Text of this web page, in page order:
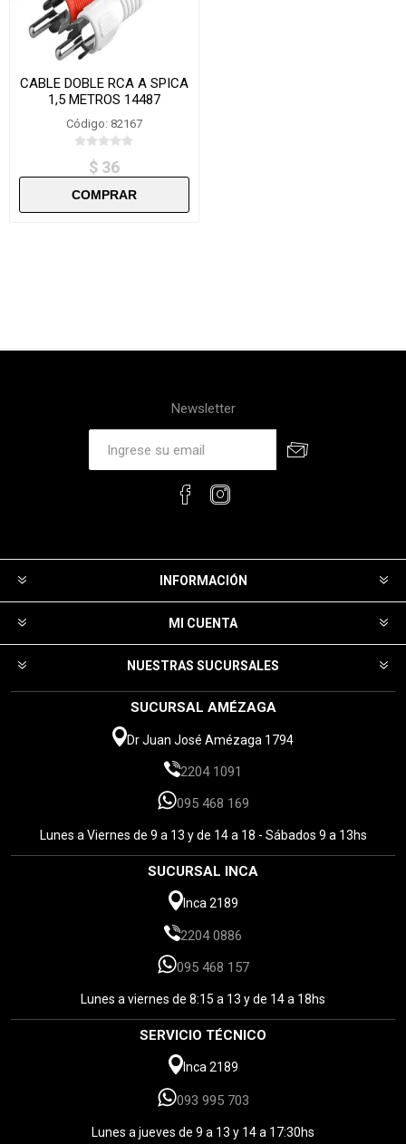
CABLE DOBLE RCA A SPICA
1,5 METROS 14487
Código: 82167
$ 36
Newsletter
INFORMACIÓN
MI CUENTA
NUESTRAS SUCURSALES
SUCURSAL AMÉZAGA
Dr Juan José Amézaga 1794
2204 1091
095 468 169
Lunes a Viernes de 9 a 13 y de 14 a 18 - Sábados 9 a 13hs
SUCURSAL INCA
Inca 2189
2204 0886
095 468 157
Lunes a viernes de 8:15 a 13 y de 14 a 18hs
SERVICIO TÉCNICO
Inca 2189
093 995 703
Lunes a jueves de 9 a 13 y 14 a 17:30hs